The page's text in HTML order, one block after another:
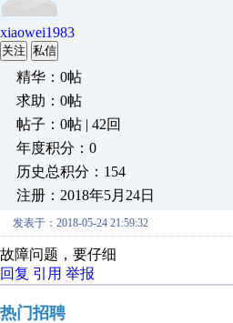
xiaowei1983
关注 私信
精华：0帖
求助：0帖
帖子：0帖 | 42回
年度积分：0
历史总积分：154
注册：2018年5月24日
发表于：2018-05-24 21:59:32
故障问题，要仔细
回复 引用 举报
热门招聘